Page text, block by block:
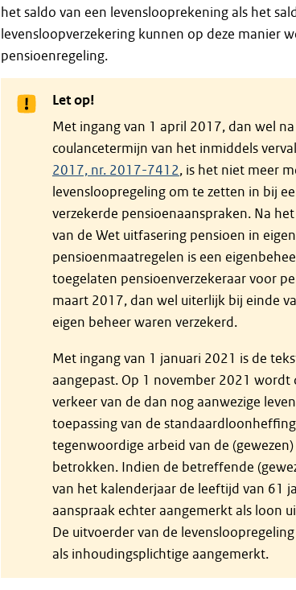
het saldo van een levenslooprekening als het
levensloopverzekering kunnen op deze manier
pensioenregeling.
Let op!
Met ingang van 1 april 2017, dan wel
coulancetermijn van het inmiddels
2017, nr. 2017-7412, is het niet meer
levensloopregeling om te zetten in bij
verzekerde pensioenaanspraken. Na
van de Wet uitfasering pensioen in
pensioenmaatregelen is een
toegelaten pensioenverzekeraar voor
maart 2017, dan wel uiterlijk bij einde
eigen beheer waren verzekerd.
Met ingang van 1 januari 2021 is de
aangepast. Op 1 november 2021 wordt
verkeer van de dan nog aanwezige
toepassing van de
tegenwoordige arbeid van de
betrokken. Indien de betreffende
van het kalenderjaar de leeftijd van 61
aanspraak echter aangemerkt als loon
De uitvoerder van de
als inhoudingsplichtige aangemerkt.